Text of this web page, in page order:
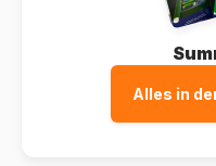
Alles in